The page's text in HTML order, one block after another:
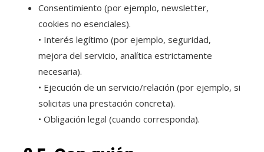
Consentimiento (por ejemplo, newsletter,
cookies no esenciales).
• Interés legítimo (por ejemplo, seguridad,
mejora del servicio, analítica estrictamente
necesaria).
• Ejecución de un servicio/relación (por ejemplo, si
solicitas una prestación concreta).
• Obligación legal (cuando corresponda).